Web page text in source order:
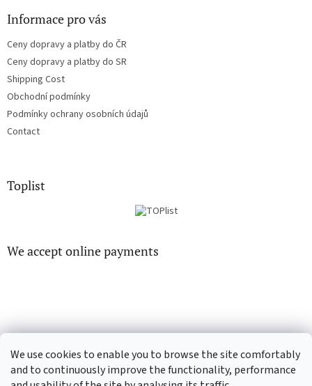
We use cookies to enable you to browse the site comfortably
and to continuously improve the functionality, performance
Informace pro vás
Ceny dopravy a platby do ČR
Ceny dopravy a platby do SR
Shipping Cost
Obchodní podmínky
Podmínky ochrany osobních údajů
Contact
Toplist
We accept online payments